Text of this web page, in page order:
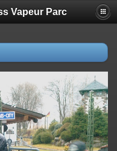
Vapeur Parc